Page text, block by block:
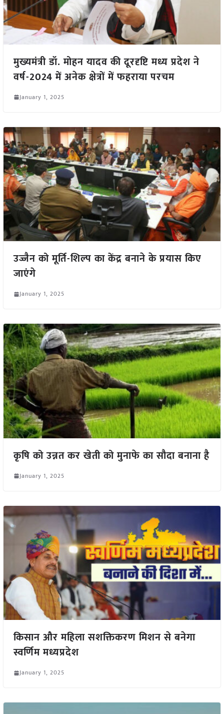
मुख्यमंत्री डॉ. मोहन यादव की दूरदृष्टि मध्य प्रदेश ने
वर्ष-2024 में अनेक क्षेत्रों में फहराया परचम
January 1, 2025
उज्जैन को मूर्ति-शिल्प का केंद्र बनाने के प्रयास किए
जाएंगे
January 1, 2025
कृषि को उन्नत कर खेती को मुनाफे का सौदा बनाना है
January 1, 2025
किसान और महिला सशक्तिकरण मिशन से बनेगा
स्वर्णिम मध्यप्रदेश
January 1, 2025